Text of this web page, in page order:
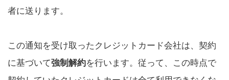
者に送ります。
この通知を受け取ったクレジットカード会社は、契約
に基づいて強制解約を行います。従って、この時点で